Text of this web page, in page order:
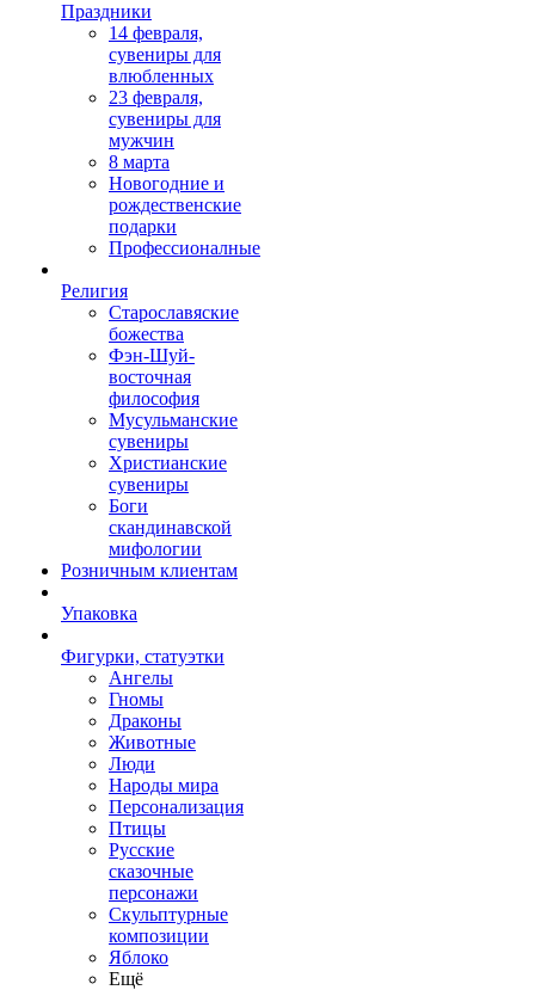
Праздники
14 февраля,
сувениры для
влюбленных
23 февраля,
сувениры для
мужчин
8 марта
Новогодние и
рождественские
подарки
Профессионалные
Религия
Старославяские
божества
Фэн-Шуй-
восточная
философия
Мусульманские
сувениры
Христианские
сувениры
Боги
скандинавской
мифологии
Розничным клиентам
Упаковка
Фигурки, статуэтки
Ангелы
Гномы
Драконы
Животные
Люди
Народы мира
Персонализация
Птицы
Русские
сказочные
персонажи
Скульптурные
композиции
Яблоко
Ещё